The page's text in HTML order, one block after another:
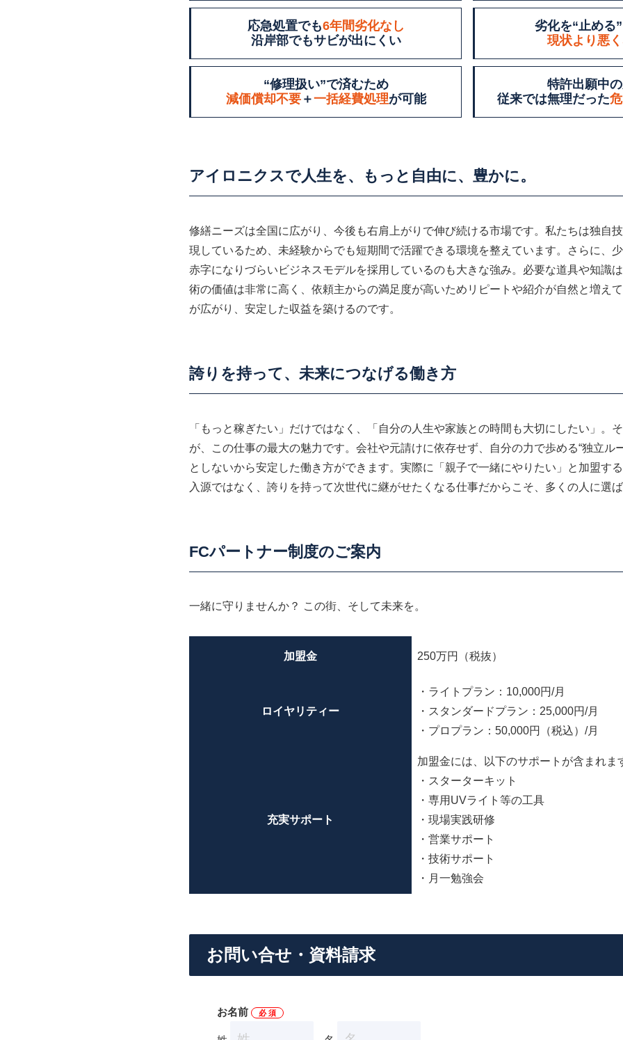
応急処置でも6年間劣化なし
沿岸部でもサビが出にくい
劣化を“止める
現状より悪
“修理扱い”で済むため
減価償却不要 ＋一括経費処理が可能
特許出願中
従来では無理だった
アイロニクスで人生を、もっと自由に、豊かに。
修繕ニーズは全国に広がり、今後も右肩上がりで伸び続ける市場です。私たちは独自
現しているため、未経験からでも短期間で活躍できる環境を整えています。さらに、
赤字になりづらいビジネスモデルを採用しているのも大きな強み。必要な道具や知識
術の価値は非常に高く、依頼主からの満足度が高いためリピートや紹介が自然と増え
が広がり、安定した収益を築けるのです。
誇りを持って、未来につなげる働き方
「もっと稼ぎたい」だけではなく、「自分の人生や家族との時間も大切にしたい」。
が、この仕事の最大の魅力です。会社や元請けに依存せず、自分の力で歩める“独立ル
としないから安定した働き方ができます。実際に「親子で一緒にやりたい」と加盟す
入源ではなく、誇りを持って次世代に継がせたくなる仕事だからこそ、多くの人に選
FCパートナー制度のご案内
一緒に守りませんか？ この街、そして未来を。
加盟金 250万円（税抜）
ロイヤリティー
・ライトプラン：10,000円/月
・スタンダードプラン：25,000円/月
・プロプラン：50,000円（税込）/月
充実サポート
加盟金には、以下のサポートが含まれま
・スターターキット
・専用UVライト等の工具
・現場実践研修
・営業サポート
・技術サポート
・月一勉強会
お問い合せ・資料請求
お名前 必 須